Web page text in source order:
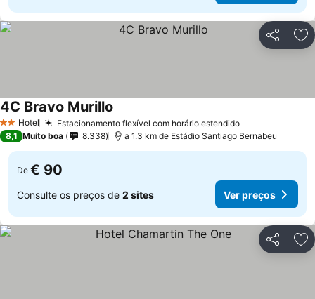
Partilhar
2 Estrelas
Hotel Estacionamento flexível com horário estendidoVer preços
4C Bravo Murillo
8,1 Muito boa 8.338 a 1.3 km de Estádio Santiago Bernabeu
De € 90
Consulte os preços de 2 sites Ver preços
Partilhar